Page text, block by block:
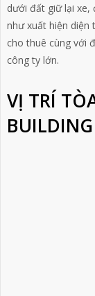
dưới đất giữ lại xe,
như xuất hiện diện
cho thuê cùng với
công ty lớn.
VỊ TRÍ
BUILDING